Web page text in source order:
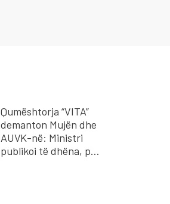
Qumështorja “VITA”
demanton Mujën dhe
AUVK-në: Ministri
publikoi të dhëna, por